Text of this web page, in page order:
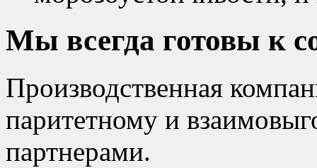
Мы всегда готовы к
Производственная
паритетному и
партнерами.